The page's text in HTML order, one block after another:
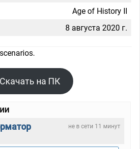
Age of History II
8 августа 2020 г.
Скачать на ПК
не в сети 11 минут